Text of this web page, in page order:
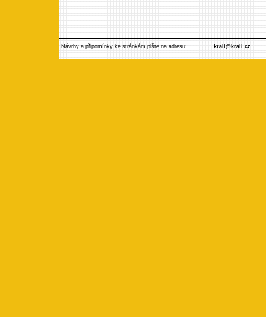
Návrhy a připomínky ke stránkám pište na adresu: krali@krali.cz